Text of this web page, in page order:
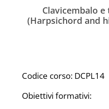
Clavicembalo
(Harpsichord and
Codice corso: DCPL14
Obiettivi formativi: